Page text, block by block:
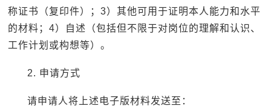
称证书（复印件）；3）其他可用于证明本人能力和水平
的材料；4）自述（包括但不限于对岗位的理解和认识、
工作计划或构想等）。
2. 申请方式
请申请人将上述电子版材料发送至：